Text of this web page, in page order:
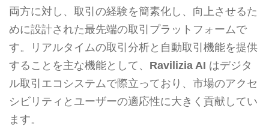
両方に対し、取引の経験を簡素化し、向上させるた
めに設計された最先端の取引プラットフォームで
す。リアルタイムの取引分析と自動取引機能を提供
することを主な機能として、 Ravilizia AI はデジタ
ル取引エコシステムで際立っており、市場のアクセ
シビリティとユーザーの適応性に大きく貢献してい
ます。